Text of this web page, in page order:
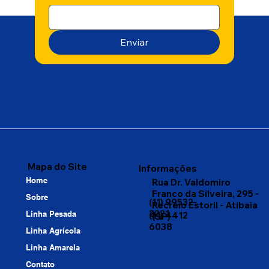
Enviar
Informações
Rua Dr. Valdomiro
Franco da Silveira, 295 -
Recreio Estoril - Atibaia
(SP)
(11) 99532-
2221
(11) 4412
6038
Mapa do Site
Home
Sobre
Linha Pesada
Linha Agrícola
Linha Amarela
Contato